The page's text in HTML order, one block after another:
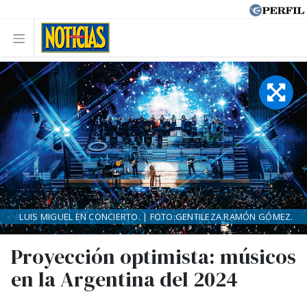
Proyección optimista: músicos
en la Argentina del 2024
LUIS MIGUEL EN CONCIERTO. | FOTO:GENTILEZA RAMÓN GÓMEZ.